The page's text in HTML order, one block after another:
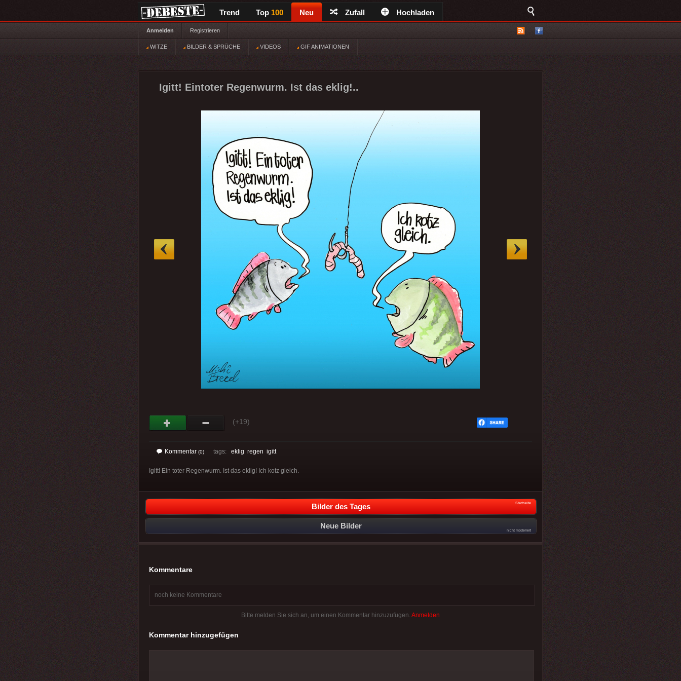
Trend Top 100 Neu Zufall Hochladen
Anmelden Registrieren
WITZE BILDER & SPRÜCHE VIDEOS GIF ANIMATIONEN
Igitt! Eintoter Regenwurm. Ist das eklig!..
(+19)
Kommentar (0) tags: eklig regen igitt
Igitt! Ein toter Regenwurm. Ist das eklig! Ich kotz gleich.
Bilder des Tages Startseite
Neue Bilder
nicht moderiert
Kommentare
noch keine Kommentare
Bitte melden Sie sich an, um einen Kommentar hinzuzufügen. Anmelden
Kommentar hinzugefügen